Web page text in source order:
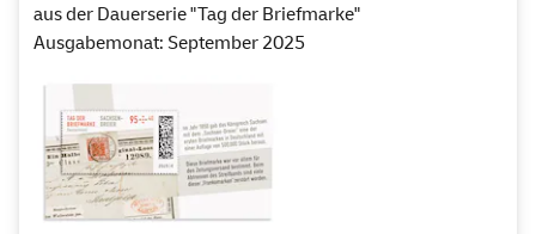
aus der Dauerserie "Tag der Briefmarke"
Ausgabemonat: September 2025